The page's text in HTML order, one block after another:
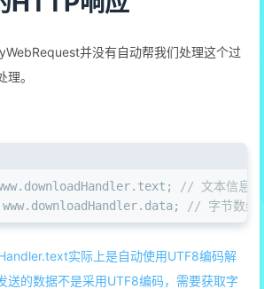
并没有自动帮我们处理这个过
。
// 文本信息，
// 字节数组
实际上是自动使用UTF8编码解
送的数据不是采用UTF8编码，需要获取字